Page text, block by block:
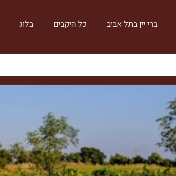
ברי יין בתל אביב כל היקבים בלוג